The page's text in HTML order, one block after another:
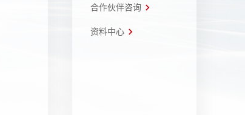
合作伙伴咨询
资料中心